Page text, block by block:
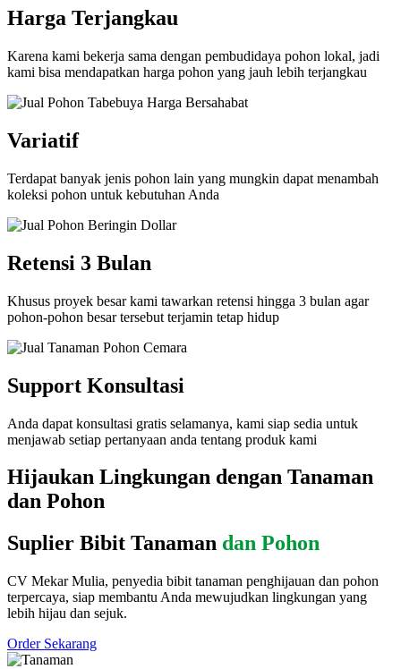
Harga Terjangkau
Karena kami bekerja sama dengan pembudidaya pohon lokal, jadi
kami bisa mendapatkan harga pohon yang jauh lebih terjangkau
Variatif
Terdapat banyak jenis pohon lain yang mungkin dapat menambah
koleksi pohon untuk kebutuhan Anda
Retensi 3 Bulan
Khusus proyek besar kami tawarkan retensi hingga 3 bulan agar
pohon-pohon besar tersebut terjamin tetap hidup
Support Konsultasi
Anda dapat konsultasi gratis selamanya, kami siap sedia untuk
menjawab setiap pertanyaan anda tentang produk kami
Hijaukan Lingkungan dengan Tanaman
dan Pohon
Suplier Bibit Tanaman dan Pohon
CV Mekar Mulia, penyedia bibit tanaman penghijauan dan pohon
terpercaya, siap membantu Anda mewujudkan lingkungan yang
lebih hijau dan sejuk.
Order Sekarang